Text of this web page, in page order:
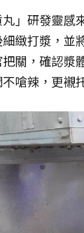
丸」研發靈
緻打漿，並
關，確認漿
嗆辣，更襯